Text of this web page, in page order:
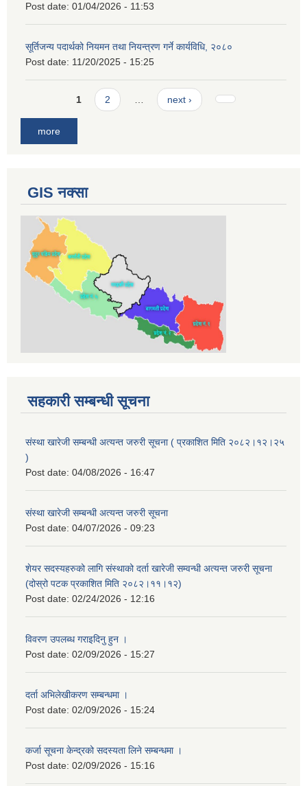
Post date: 01/04/2026 - 11:53
सूर्तिजन्य पदार्थको नियमन तथा नियन्त्रण गर्ने कार्यविधि, २०८०
Post date: 11/20/2025 - 15:25
Pages1 2 next ›
more
GIS नक्सा
सहकारी सम्बन्धी सूचना
संस्था खारेजी सम्बन्धी अत्यन्त जरुरी सूचना ( प्रकाशित मिति २०८२।१२।२५
)
Post date: 04/08/2026 - 16:47
संस्था खारेजी सम्बन्धी अत्यन्त जरुरी सूचना
Post date: 04/07/2026 - 09:23
शेयर सदस्यहरुको लागि संस्थाको दर्ता खारेजी सम्वन्धी अत्यन्त जरुरी सूचना
(दोस्रो पटक प्रकाशित मिति २०८२।११।१२)
Post date: 02/24/2026 - 12:16
विवरण उपलब्ध गराइदिनु हुन ।
Post date: 02/09/2026 - 15:27
दर्ता अभिलेखीकरण सम्बन्धमा ।
Post date: 02/09/2026 - 15:24
कर्जा सूचना केन्द्रको सदस्यता लिने सम्बन्धमा ।
Post date: 02/09/2026 - 15:16